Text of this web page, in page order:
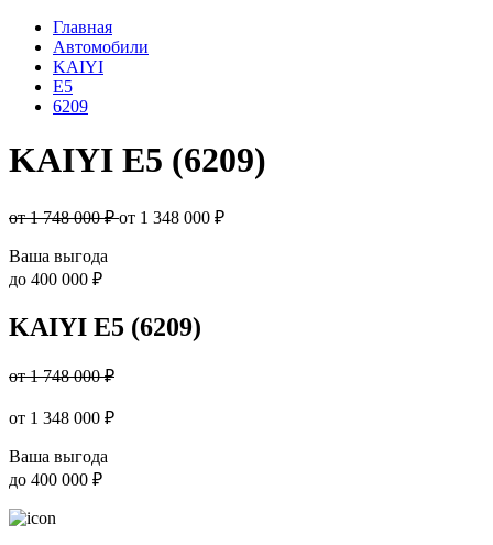
Главная
Автомобили
KAIYI
E5
6209
KAIYI E5 (6209)
от 1 748 000 ₽от 1 348 000 ₽
Ваша выгода
до 400 000 ₽
KAIYI E5 (6209)
от 1 748 000 ₽
от 1 348 000 ₽
Ваша выгода
до 400 000 ₽